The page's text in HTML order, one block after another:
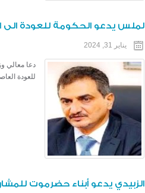
لملس يدعو الحكومة للعودة الى
يناير 31, 2024
دعا معالي
للعودة
الزبيدي يدعو أبناء حضرموت